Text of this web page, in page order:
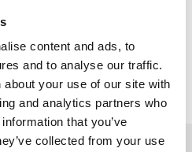
content and ads, to
and to analyse our traffic.
your use of our site with
and analytics partners who
that you’ve
collected from your use